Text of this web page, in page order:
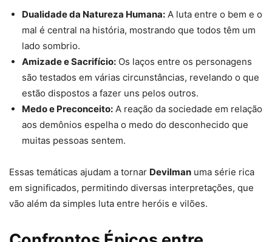
Dualidade da Natureza Humana: A luta entre o bem e o
mal é central na história, mostrando que todos têm um
lado sombrio.
Amizade e Sacrifício: Os laços entre os personagens
são testados em várias circunstâncias, revelando o que
estão dispostos a fazer uns pelos outros.
Medo e Preconceito: A reação da sociedade em relação
aos demônios espelha o medo do desconhecido que
muitas pessoas sentem.
Essas temáticas ajudam a tornar Devilman uma série rica
em significados, permitindo diversas interpretações, que
vão além da simples luta entre heróis e vilões.